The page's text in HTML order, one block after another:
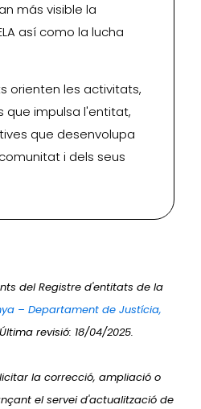
más visible la
así como la lucha
orienten les activitats,
que impulsa l'entitat,
que desenvolupa
i dels seus
del Registre d'entitats de la
– Departament de Justícia,
revisió: 18/04/2025.
la correcció, ampliació o
el servei d'actualització de